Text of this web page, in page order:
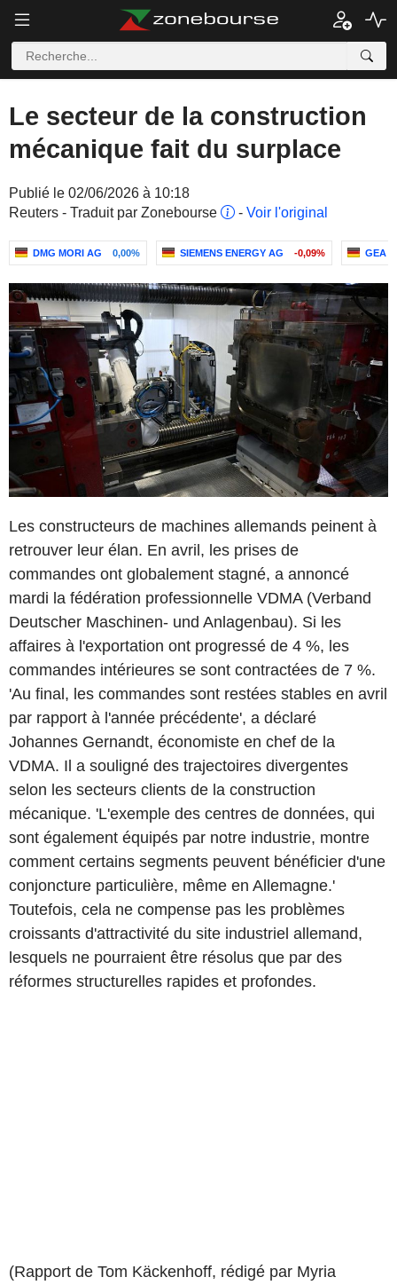
Le secteur de la construction
mécanique fait du surplace
Publié le 02/06/2026 à 10:18
Reuters - Traduit par Zonebourse
- Voir l'original
DMG MORI AG 0,00% SIEMENS ENERGY AG -0,09% GEA
Les constructeurs de machines allemands peinent à
retrouver leur élan. En avril, les prises de
commandes ont globalement stagné, a annoncé
mardi la fédération professionnelle VDMA (Verband
Deutscher Maschinen- und Anlagenbau). Si les
affaires à l'exportation ont progressé de 4 %, les
commandes intérieures se sont contractées de 7 %.
'Au final, les commandes sont restées stables en avril
par rapport à l'année précédente', a déclaré
Johannes Gernandt, économiste en chef de la
VDMA. Il a souligné des trajectoires divergentes
selon les secteurs clients de la construction
mécanique. 'L'exemple des centres de données, qui
sont également équipés par notre industrie, montre
comment certains segments peuvent bénéficier d'une
conjoncture particulière, même en Allemagne.'
Toutefois, cela ne compense pas les problèmes
croissants d'attractivité du site industriel allemand,
lesquels ne pourraient être résolus que par des
réformes structurelles rapides et profondes.
(Rapport de Tom Käckenhoff, rédigé par Myria